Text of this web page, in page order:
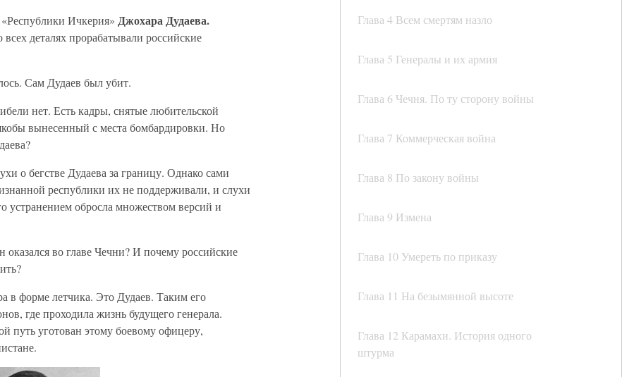
Глава 4 Всем смертям назло
Глава 5 Генералы и их армия
Глава 6 Чечня. По ту сторону войны
Глава 7 Коммерческая война
Глава 8 По закону войны
Глава 9 Измена
Глава 10 Умереть по приказу
Глава 11 На безымянной высоте
Глава 12 Карамахи. История одного
штурма
Ичкерия» Джохара Дудаева.
деталях прорабатывали российские
Сам Дудаев был убит.
нет. Есть кадры, снятые любительской
вынесенный с места бомбардировки. Но
о бегстве Дудаева за границу. Однако сами
республики их не поддерживали, и слухи
устранением обросла множеством версий и
оказался во главе Чечни? И почему российские
в форме летчика. Это Дудаев. Таким его
где проходила жизнь будущего генерала.
путь уготован этому боевому офицеру,